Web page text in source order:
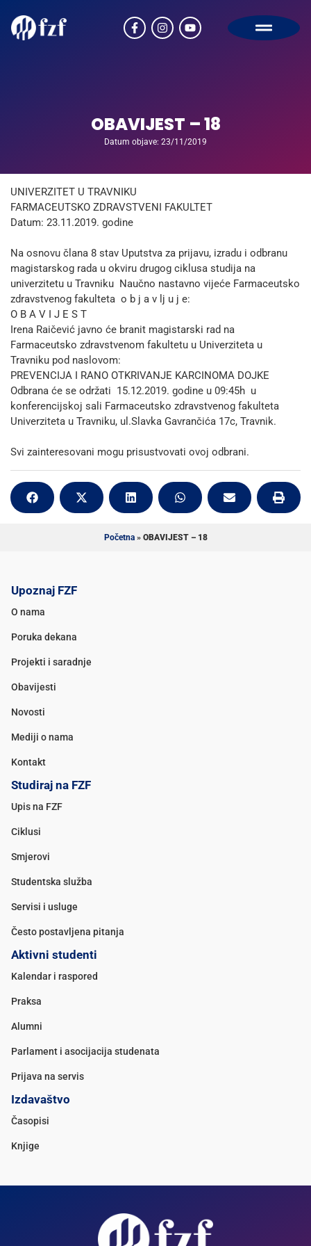
OBAVIJEST – 18
Datum objave: 23/11/2019
UNIVERZITET U TRAVNIKU
FARMACEUTSKO ZDRAVSTVENI FAKULTET
Datum: 23.11.2019. godine
Na osnovu člana 8 stav Uputstva za prijavu, izradu i odbranu
magistarskog rada u okviru drugog ciklusa studija na
univerzitetu u Travniku Naučno nastavno vijeće Farmaceutsko
zdravstvenog fakulteta o b j a v lj u j e:
O B A V I J E S T
Irena Raičević javno će branit magistarski rad na
Farmaceutsko zdravstvenom fakultetu u Univerziteta u
Travniku pod naslovom:
PREVENCIJA I RANO OTKRIVANJE KARCINOMA DOJKE
Odbrana će se održati 15.12.2019. godine u 09:45h u
konferencijskoj sali Farmaceutsko zdravstvenog fakulteta
Univerziteta u Travniku, ul.Slavka Gavrančića 17c, Travnik.
Svi zainteresovani mogu prisustvovati ovoj odbrani.
Početna» OBAVIJEST – 18
Upoznaj FZF
O nama
Poruka dekana
Projekti i saradnje
Obavijesti
Novosti
Mediji o nama
Kontakt
Studiraj na FZF
Upis na FZF
Ciklusi
Smjerovi
Studentska služba
Servisi i usluge
Često postavljena pitanja
Aktivni studenti
Kalendar i raspored
Praksa
Alumni
Parlament i asocijacija studenata
Prijava na servis
Izdavaštvo
Časopisi
Knjige